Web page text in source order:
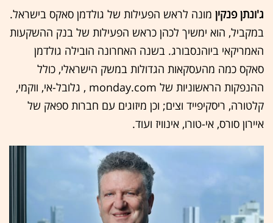
ג'ונתן פנקין מונה לראש הפעילות של גולדמן סאקס בישראל.
במקביל, הוא ימשיך לכהן כראש הפעילות של בנק ההשקעות
האמריקאי ביוהנסבורג. בשנה האחרונה הובילה גולדמן
סאקס כמה מהעסקאות הגדולות במשק הישראלי, כולל
ההנפקות הראשוניות של monday.com , גלובל-אי, ווקמי,
קלטורה, ריסקיפייד וצים; וכן מיזוגים עם חברות ספאק של
איירון סורס, אי-טורו, אינוויז ועוד.